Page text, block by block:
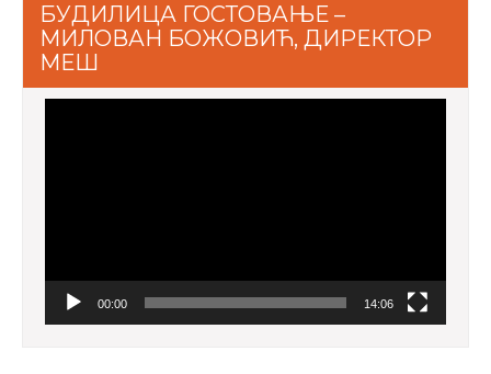
БУДИЛИЦА ГОСТОВАЊЕ –
МИЛОВАН БОЖОВИЋ, ДИРЕКТОР
МЕШ
00:00 14:06